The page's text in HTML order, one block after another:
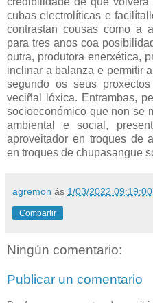
cubas electrolíticas e
contrastan cousas como a
para tres anos coa
outra, produtora enerxética,
inclinar a balanza e permitir
segundo os seus
veciñal lóxica. Entrambas,
socioeconómico que non se
ambiental e social,
aproveitador en troques de
en troques de chupasangue
agremon ás 1/03/2022 09:19:00
Compartir
Ningún comentario:
Publicar un comentario